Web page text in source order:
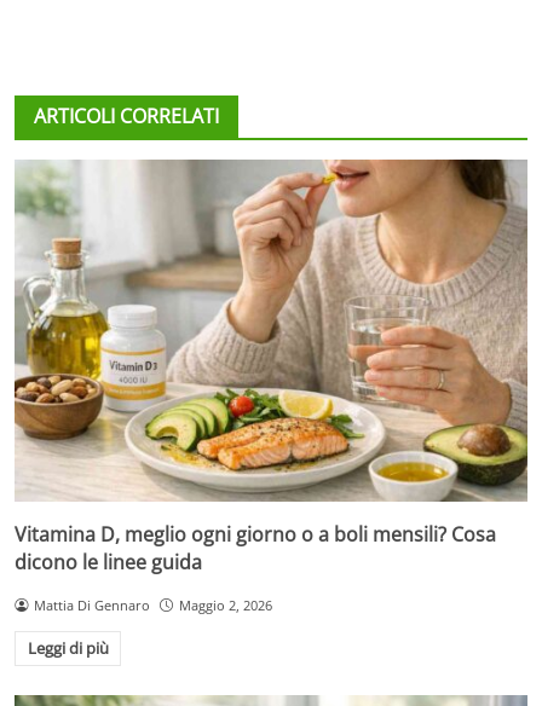
ARTICOLI CORRELATI
Vitamina D, meglio ogni giorno o a boli mensili? Cosa
dicono le linee guida
Mattia Di Gennaro Maggio 2, 2026
Leggi di più